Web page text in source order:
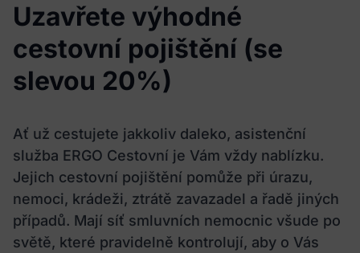
Uzavřete výhodné
cestovní pojištění (se
slevou 20%)
Ať už cestujete jakkoliv daleko, asistenční
služba ERGO Cestovní je Vám vždy nablízku.
Jejich cestovní pojištění pomůže při úrazu,
nemoci, krádeži, ztrátě zavazadel a řadě jiných
případů. Mají síť smluvních nemocnic všude po
světě, které pravidelně kontrolují, aby o Vás